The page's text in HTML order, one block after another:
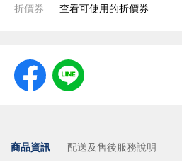
折價券 查看可使用的折價券
商品資訊 配送及售後服務說明